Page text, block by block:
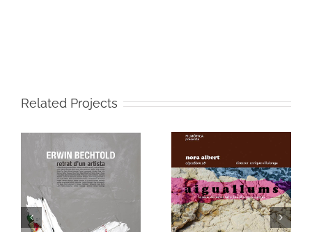
Related Projects
AIGUALLUM 28 –